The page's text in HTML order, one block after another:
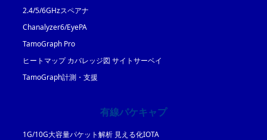
2.4/5/6GHzスペアナ
Chanalyzer6/EyePA
TamoGraph Pro
ヒートマップ カバレッジ図 サイトサーベイ
TamoGraph計測・支援
有線パケキャプ
1G/10G大容量パケット解析 見える化IOTA